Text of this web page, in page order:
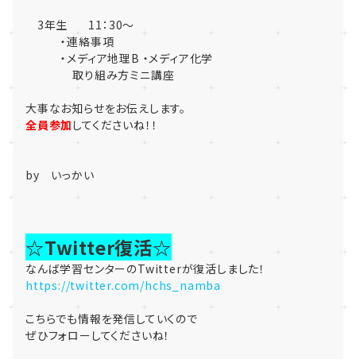
3年生 11：30～
・連絡事項
・メディア地理B ・メディア化学
取り組み方ミニ講座
大事なお知らせをお伝えします。
全員参加 してくださいね！！
by いっかい
☆Twitter復活☆
なんば学習センターのTwitterが復活しました！
https://twitter.com/hchs_namba
こちらでも情報を発信していくので
ぜひフォローしてくださいね！